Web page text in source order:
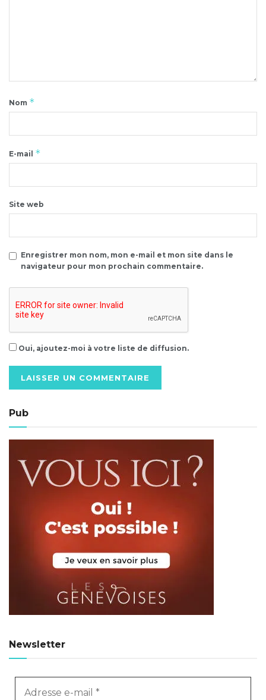
Nom *
E-mail *
Site web
Enregistrer mon nom, mon e-mail et mon site dans le
navigateur pour mon prochain commentaire.
Oui, ajoutez-moi à votre liste de diffusion.
Alternative:
Pub
Newsletter
Adresse